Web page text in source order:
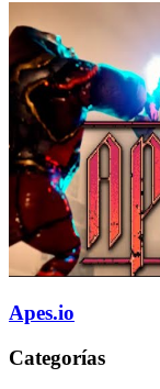
Apes.io
Categorías